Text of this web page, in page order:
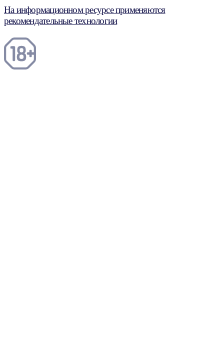
На информационном ресурсе применяются
рекомендательные технологии